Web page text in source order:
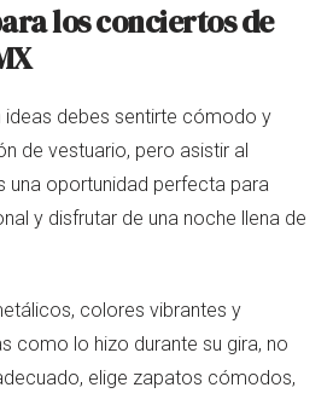
los conciertos de
ideas debes sentirte cómodo y
de vestuario, pero asistir al
una oportunidad perfecta para
y disfrutar de una noche llena de
colores vibrantes y
como lo hizo durante su gira, no
elige zapatos cómodos,